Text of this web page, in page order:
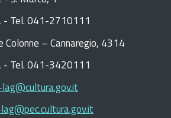
- Tel. 041-2710111
Colonne – Cannaregio, 4314
- Tel. 041-3420111